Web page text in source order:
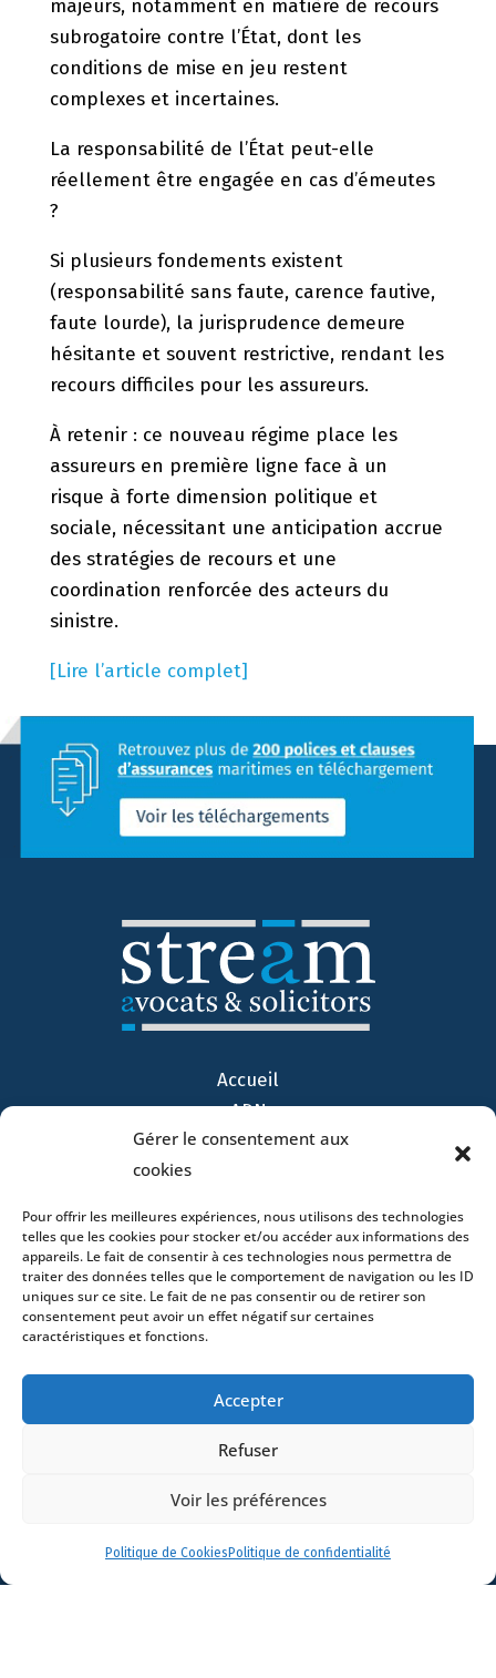
Gérer le consentement aux
cookies
Pour offrir les meilleures expériences, nous utilisons des technologies
telles que les cookies pour stocker et/ou accéder aux informations des
appareils. Le fait de consentir à ces technologies nous permettra de
traiter des données telles que le comportement de navigation ou les ID
uniques sur ce site. Le fait de ne pas consentir ou de retirer son
consentement peut avoir un effet négatif sur certaines
caractéristiques et fonctions.
Accepter
Refuser
Voir les préférences
Politique de Cookies Politique de confidentialité
majeurs, notamment en matière de recours
subrogatoire contre l’État, dont les
conditions de mise en jeu restent
complexes et incertaines.
La responsabilité de l’État peut-elle
réellement être engagée en cas d’émeutes
?
Si plusieurs fondements existent
(responsabilité sans faute, carence fautive,
faute lourde), la jurisprudence demeure
hésitante et souvent restrictive, rendant les
recours difficiles pour les assureurs.
À retenir : ce nouveau régime place les
assureurs en première ligne face à un
risque à forte dimension politique et
sociale, nécessitant une anticipation accrue
des stratégies de recours et une
coordination renforcée des acteurs du
sinistre.
[Lire l’article complet]
Accueil
ADN
Activités
Avocats
Actualités
Contact
- 4 square Édouard VII – 75009 Paris – France –
3 boulevard de Louvain – 13008 Marseille – France –
Catherine – 33000 Bordeaux – France -